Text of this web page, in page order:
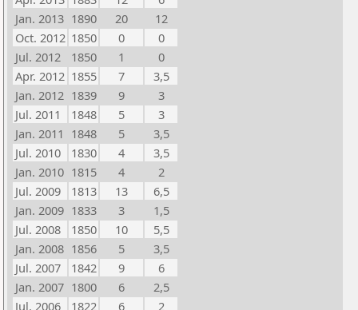
Jan. 2013 1890 20
12
Oct. 2012 1850 0
0
Jul. 2012
1850 1
0
Apr. 2012 1855 7
3,5
Jan. 2012 1839 9
3
Jul. 2011
1848 5
3
Jan. 2011 1848 5
3,5
Jul. 2010
1830 4
3,5
Jan. 2010 1815 4
2
Jul. 2009
1813 13
6,5
Jan. 2009 1833 3
1,5
Jul. 2008
1850 10
5,5
Jan. 2008 1856 5
3,5
Jul. 2007
1842 9
6
Jan. 2007 1800 6
2,5
Jul. 2006
1822 6
2